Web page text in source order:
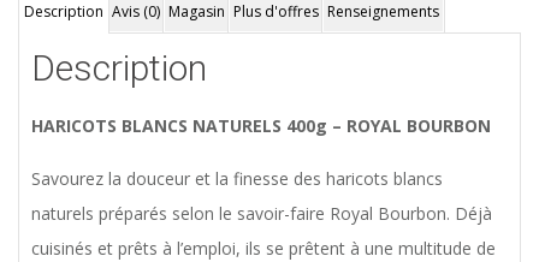
Description Avis (0) Magasin Plus d'offres Renseignements
Description
HARICOTS BLANCS NATURELS 400g – ROYAL BOURBON
Savourez la douceur et la finesse des haricots blancs
naturels préparés selon le savoir-faire Royal Bourbon. Déjà
cuisinés et prêts à l’emploi, ils se prêtent à une multitude de